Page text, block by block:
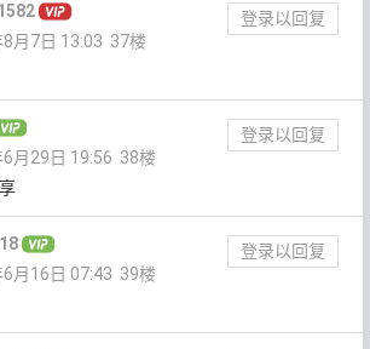
登录以回复
月7日 13:03 37楼
登录以回复
月29日 19:56 38楼
登录以回复
月16日 07:43 39楼